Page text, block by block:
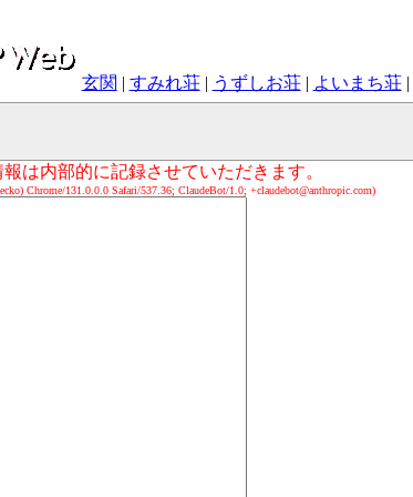
玄関 | すみれ荘| うずしお荘| よいまち荘|
は内部的に記録させていただきます。
Chrome/131.0.0.0 Safari/537.36; ClaudeBot/1.0; +claudebot@anthropic.com)